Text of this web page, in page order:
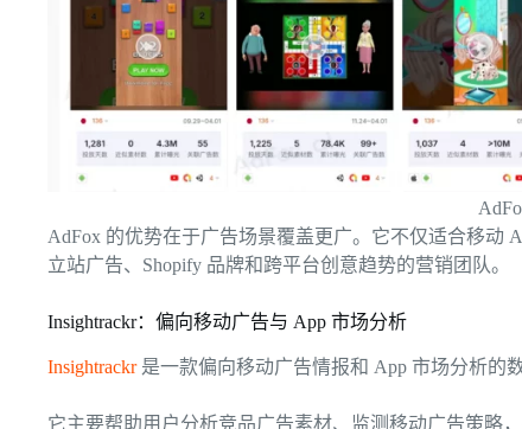
AdFox 的优势在于广告场景覆盖更广。它不仅适合移动
立站广告、Shopify 品牌和跨平台创意趋势的营销团队。
Insightrackr：偏向移动广告与 App 市场分析
Insightrackr是一款偏向移动广告情报和 App 市场分析的数
它主要帮助用户分析竞品广告素材、监测移动广告策略